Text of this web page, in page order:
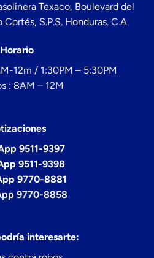
Texaco, Boulevard del
S.P.S. Honduras. C.A.
Horario
12m / 1:30PM – 5:30PM
: 8AM – 12M
9511-9397
9511-9398
9770-8881
9770-8858
interesarte: